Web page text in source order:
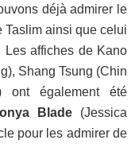
déjà admirer le
Taslim ainsi que celui
Les affiches de Kano
Shang Tsung (Chin
ont également été
Blade (Jessica
pour les admirer de